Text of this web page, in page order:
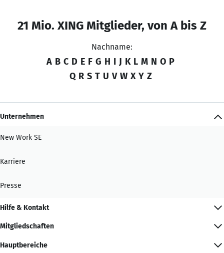
21 Mio. XING Mitglieder, von A bis Z
Nachname:
A B C D E F G H I J K L M N O P
Q R S T U V W X Y Z
Unternehmen
New Work SE
Karriere
Presse
Hilfe & Kontakt
Mitgliedschaften
Hauptbereiche